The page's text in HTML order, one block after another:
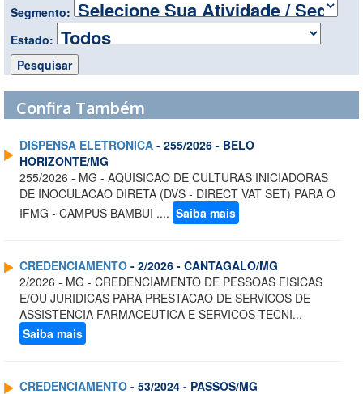
Segmento:
Estado:
Confira Também
DISPENSA ELETRONICA - 255/2026 - BELO
HORIZONTE/MG
255/2026 - MG - AQUISICAO DE CULTURAS INICIADORAS
DE INOCULACAO DIRETA (DVS - DIRECT VAT SET) PARA O
IFMG - CAMPUS BAMBUI .... Saiba mais
CREDENCIAMENTO - 2/2026 - CANTAGALO/MG
2/2026 - MG - CREDENCIAMENTO DE PESSOAS FISICAS
E/OU JURIDICAS PARA PRESTACAO DE SERVICOS DE
ASSISTENCIA FARMACEUTICA E SERVICOS TECNI...
Saiba mais
CREDENCIAMENTO - 53/2024 - PASSOS/MG